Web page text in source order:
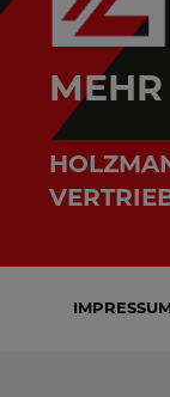
IMPRESSUM